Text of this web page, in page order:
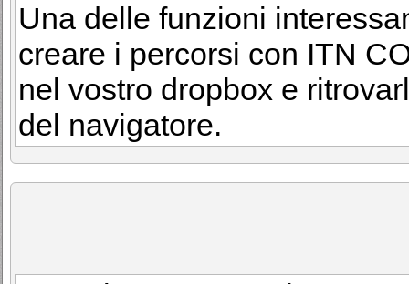
Una delle funzioni
creare i percorsi con ITN
nel vostro dropbox e
del navigatore.